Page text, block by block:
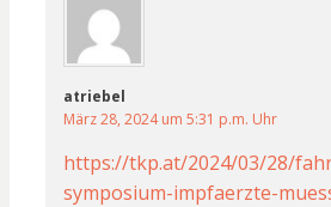
atriebel
März 28, 2024 um 5:31 p.m. Uhr
https://tkp.at/2024/03/28/
symposium-impfaerzte-